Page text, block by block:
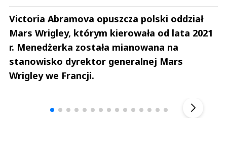
Victoria Abramova opuszcza polski oddział
Mars Wrigley, którym kierowała od lata 2021
r. Menedżerka została mianowana na
stanowisko dyrektor generalnej Mars
Wrigley we Francji.